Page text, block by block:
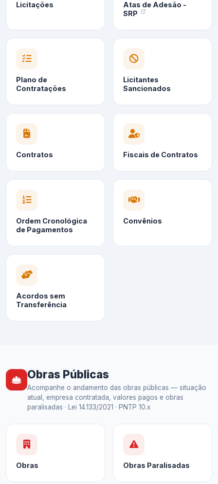
Licitações
Atas de Adesão -
SRP
Plano de
Contratações
Licitantes
Sancionados
Contratos Fiscais de Contratos
Ordem Cronológica
de Pagamentos
Convênios
Acordos sem
Transferência
Obras Públicas
Acompanhe o andamento das obras públicas — situação
atual, empresa contratada, valores pagos e obras
paralisadas · Lei 14.133/2021 · PNTP 10.x
Obras Obras Paralisadas